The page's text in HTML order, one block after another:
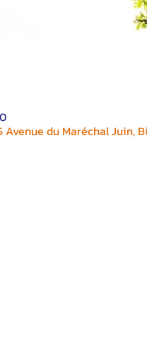
Avenue du Maréchal Juin,